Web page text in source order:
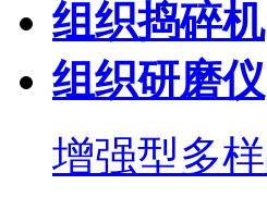
组织捣碎机
组织研磨仪
增强型多